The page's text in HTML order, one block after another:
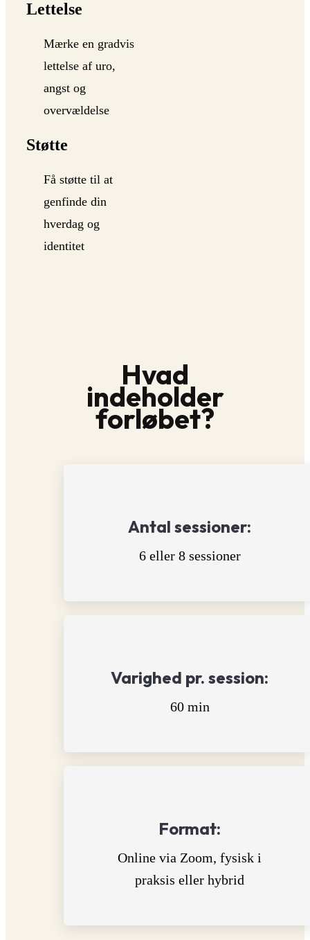
Lettelse
Mærke en gradvis
lettelse af uro,
angst og
overvældelse
Støtte
Få støtte til at
genfinde din
hverdag og
identitet
Hvad
indeholder
forløbet?
Antal sessioner:
6 eller 8 sessioner
Varighed pr. session:
60 min
Format:
Online via Zoom, fysisk i
praksis eller hybrid